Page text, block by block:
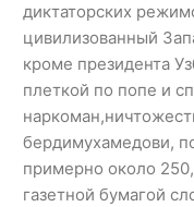
диктаторских
цивилизованный
кроме президента
плеткой по попе и
бердимухамедови,
примерно около
газетной бумагой